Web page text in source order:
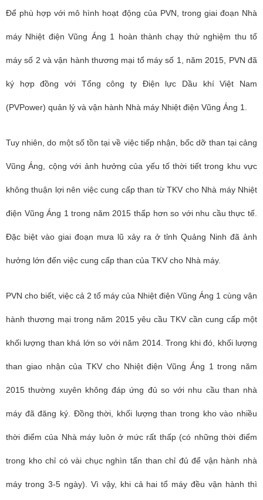
Để phù hợp với mô hình hoạt động của PVN, trong giai đoạn Nhà
máy Nhiệt điện Vũng Áng 1 hoàn thành chạy thử nghiệm thu tổ
máy số 2 và vận hành thương mại tổ máy số 1, năm 2015, PVN đã
ký hợp đồng với Tổng công ty Điện lực Dầu khí Việt Nam
(PVPower) quản lý và vận hành Nhà máy Nhiệt điện Vũng Áng 1.
Tuy nhiên, do một số tồn tại về việc tiếp nhận, bốc dỡ than tại cảng
Vũng Áng, cộng với ảnh hưởng của yếu tố thời tiết trong khu vực
không thuận lợi nên việc cung cấp than từ TKV cho Nhà máy Nhiệt
điện Vũng Áng 1 trong năm 2015 thấp hơn so với nhu cầu thực tế.
Đặc biệt vào giai đoạn mưa lũ xảy ra ở tỉnh Quảng Ninh đã ảnh
hưởng lớn đến việc cung cấp than của TKV cho Nhà máy.
PVN cho biết, việc cả 2 tổ máy của Nhiệt điện Vũng Áng 1 cùng vận
hành thương mại trong năm 2015 yêu cầu TKV cần cung cấp một
khối lượng than khá lớn so với năm 2014. Trong khi đó, khối lượng
than giao nhận của TKV cho Nhiệt điện Vũng Áng 1 trong năm
2015 thường xuyên không đáp ứng đủ so với nhu cầu than nhà
máy đã đăng ký. Đồng thời, khối lượng than trong kho vào nhiều
thời điểm của Nhà máy luôn ở mức rất thấp (có những thời điểm
trong kho chỉ có vài chục nghìn tấn than chỉ đủ để vận hành nhà
máy trong 3-5 ngày). Vì vậy, khi cả hai tổ máy đều vận hành thì